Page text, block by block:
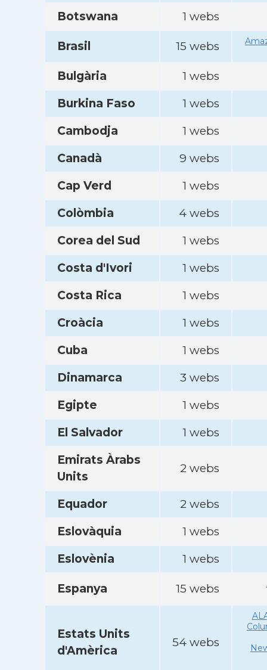
Botswana
1 webs
Brasil 15 webs
Bulgària
1 webs
Burkina Faso
1 webs
Cambodja
1 webs
Canadà
9 webs
Cap Verd
1 webs
Colòmbia
4 webs
Corea del Sud
1 webs
Costa d'Ivori
1 webs
Costa Rica
1 webs
Croàcia
1 webs
Cuba
1 webs
Dinamarca
3 webs
Egipte
1 webs
El Salvador
1 webs
Emirats Àrabs
Units
2 webs
Equador
2 webs
Eslovàquia
1 webs
Eslovènia
1 webs
Espanya 15 webs
Estats Units
d'Amèrica
54 webs